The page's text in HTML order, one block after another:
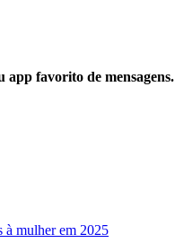
app favorito de mensagens.